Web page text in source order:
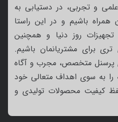
و تجربی، در دستیابی به
همراه باشیم و در این راستا
روز دنیا و همچنین
برای مشتریانمان باشیم.
پرسنل متخصص، مجرب و آگاه
را به سوی اهداف متعالی خود
کیفیت محصولات تولیدی و